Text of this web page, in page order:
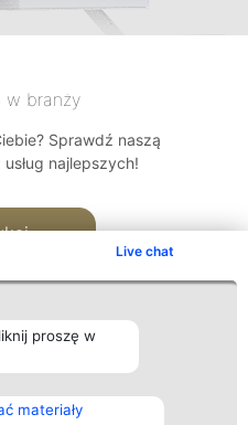
Live chat
proszę w
materiały
w branży
Sprawdź naszą
najlepszych!
Kontakt
Kontakt